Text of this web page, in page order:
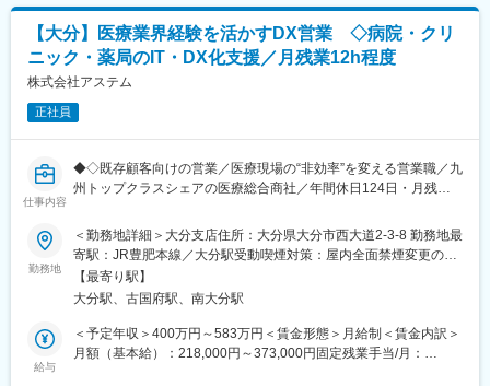
・おみくじ雑貨、キャラクター雑貨、文具、バッグ、ヘアアクセ
サリー、和雑貨など多彩なアイテム
■組織構成・働き方：
営業部は3名体制の少数精鋭組織です。経営層との距離も近く、売
場での気づきや企画アイデアがダイレクトに商品づくりへ反映さ
変更の範囲：会社の定める業務
※日々お客様から「こんなものはないか」「商品が故障したから修
理に出したい」などの問い合わせや、ご相談があった際も対応し
ます。実際にお客様の元へ足を運び、対面して話して信頼を獲得
していきます。
■組織構成：
君津支店は8名在籍しています。
(支店長40代、40代1名、30代4名、20代2名)
■魅力ポイント：
1人あたりの担当クライアントは1件～2件なので、1件1件の顧客
フォローに集中できます。「売って終わり」ではないため、長期
的に信頼を重ね、大きな課題やニーズを解決する際は自分の達成
感、充実感も大きいです。
【未経験でも安心！着実に成長していける環境】
導入研修や日々の先輩のサポートがありますので安心して業務が
ます。月給(月額)は固定手当を含めた表記です。
【大分】医療業界経験を活かすDX営業 ◇病院・クリ
ニック・薬局のIT・DX化支援／月残業12h程度
株式会社アステム
正社員
仕事内容
◆◇既存顧客向けの営業／医療現場の“非効率”を変える営業職／九
州トップクラスシェアの医療総合商社／年間休日124日・月残業
■業務内容
大分市を中心に病院やクリニック、調剤薬局を中心に、医療現場
の「困りごと」をIT・システムで解決する提案型の営業活動を担
当いただきます。
医療現場が効率よく医療を続けられる仕組みをつくる、医療機関
のパートナーとしてご活躍いただきます。
勤務地
＜勤務地詳細＞大分支店住所：大分県大分市西大道2-3-8 勤務地最
寄駅：JR豊肥本線／大分駅受動喫煙対策：屋内全面禁煙変更の範
囲：会社の定める事業所（リモートワーク含む）
【最寄り駅】
大分駅、古国府駅、南大分駅
給与
＜予定年収＞400万円～583万円＜賃金形態＞月給制＜賃金内訳＞
月額（基本給）：218,000円～373,000円固定残業手当/月：